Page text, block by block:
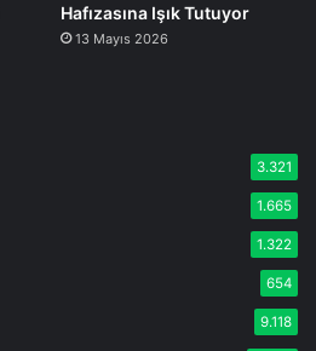
Hafızasına Işık Tutuyor
13 Mayıs 2026
3.321
1.665
1.322
654
9.118